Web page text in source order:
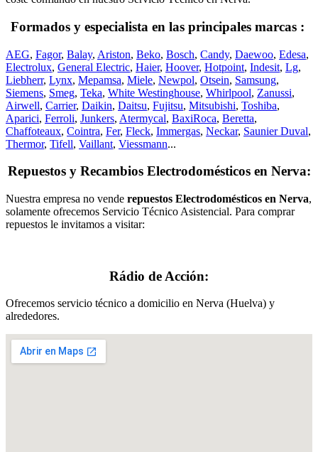
Formados y especialista en las principales marcas :
AEG, Fagor, Balay, Ariston, Beko, Bosch, Candy, Daewoo, Edesa,
Electrolux, General Electric, Haier, Hoover, Hotpoint, Indesit, Lg,
Liebherr, Lynx, Mepamsa, Miele, Newpol, Otsein, Samsung,
Siemens, Smeg, Teka, White Westinghouse, Whirlpool, Zanussi,
Airwell, Carrier, Daikin, Daitsu, Fujitsu, Mitsubishi, Toshiba,
Aparici, Ferroli, Junkers, Atermycal, BaxiRoca, Beretta,
Chaffoteaux, Cointra, Fer, Fleck, Immergas, Neckar, Saunier Duval,
Thermor, Tifell, Vaillant, Viessmann...
Repuestos y Recambios Electrodomésticos en Nerva:
Nuestra empresa no vende repuestos Electrodomésticos en Nerva,
solamente ofrecemos Servicio Técnico Asistencial. Para comprar
repuestos le invitamos a visitar:
Rádio de Acción:
Ofrecemos servicio técnico a domicilio en Nerva (Huelva) y
alrededores.